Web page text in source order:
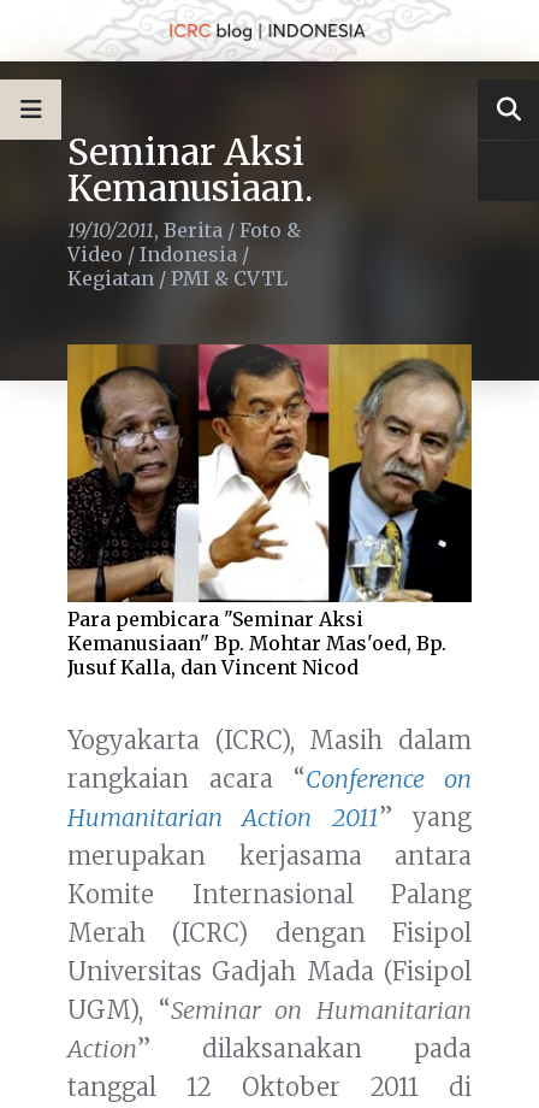
Seminar Aksi
Kemanusiaan.
19/10/2011, Berita / Foto &
Video / Indonesia /
Kegiatan / PMI & CVTL
Para pembicara "Seminar Aksi
Kemanusiaan" Bp. Mohtar Mas'oed, Bp.
Jusuf Kalla, dan Vincent Nicod
Yogyakarta (ICRC), Masih dalam
rangkaian acara “Conference on
Humanitarian Action 2011” yang
merupakan kerjasama antara
Komite Internasional Palang
Merah (ICRC) dengan Fisipol
Universitas Gadjah Mada (Fisipol
UGM), “Seminar on Humanitarian
Action” dilaksanakan pada
tanggal 12 Oktober 2011 di